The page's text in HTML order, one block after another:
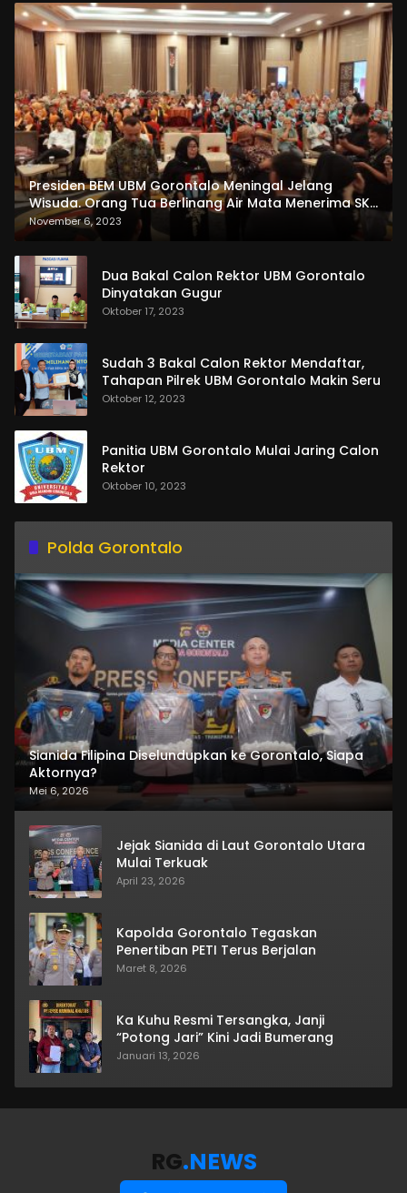
Presiden BEM UBM Gorontalo Meningal Jelang
Wisuda. Orang Tua Berlinang Air Mata Menerima SKL
dan Pemasangan Salempang
November 6, 2023
Dua Bakal Calon Rektor UBM Gorontalo
Dinyatakan Gugur
Oktober 17, 2023
Sudah 3 Bakal Calon Rektor Mendaftar,
Tahapan Pilrek UBM Gorontalo Makin Seru
Oktober 12, 2023
Panitia UBM Gorontalo Mulai Jaring Calon
Rektor
Oktober 10, 2023
Polda Gorontalo
Sianida Filipina Diselundupkan ke Gorontalo, Siapa
Aktornya?
Mei 6, 2026
Jejak Sianida di Laut Gorontalo Utara
Mulai Terkuak
April 23, 2026
Kapolda Gorontalo Tegaskan
Penertiban PETI Terus Berjalan
Maret 8, 2026
Ka Kuhu Resmi Tersangka, Janji
“Potong Jari” Kini Jadi Bumerang
Januari 13, 2026
RG.NEWS